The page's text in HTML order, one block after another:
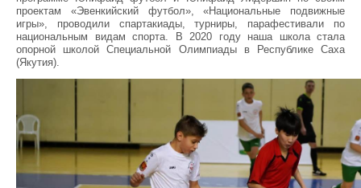
проектам «Эвенкийский футбол», «Национальные подвижные
игры», проводили спартакиады, турниры, парафестивали по
национальным видам спорта. В 2020 году наша школа стала
опорной школой Специальной Олимпиады в Республике Саха
(Якутия).